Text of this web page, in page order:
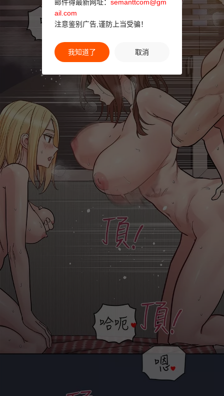
邮件得最新网址： semanttcom@gm
ail.com
注意鉴别广告,谨防上当受骗！
我知道了 取消